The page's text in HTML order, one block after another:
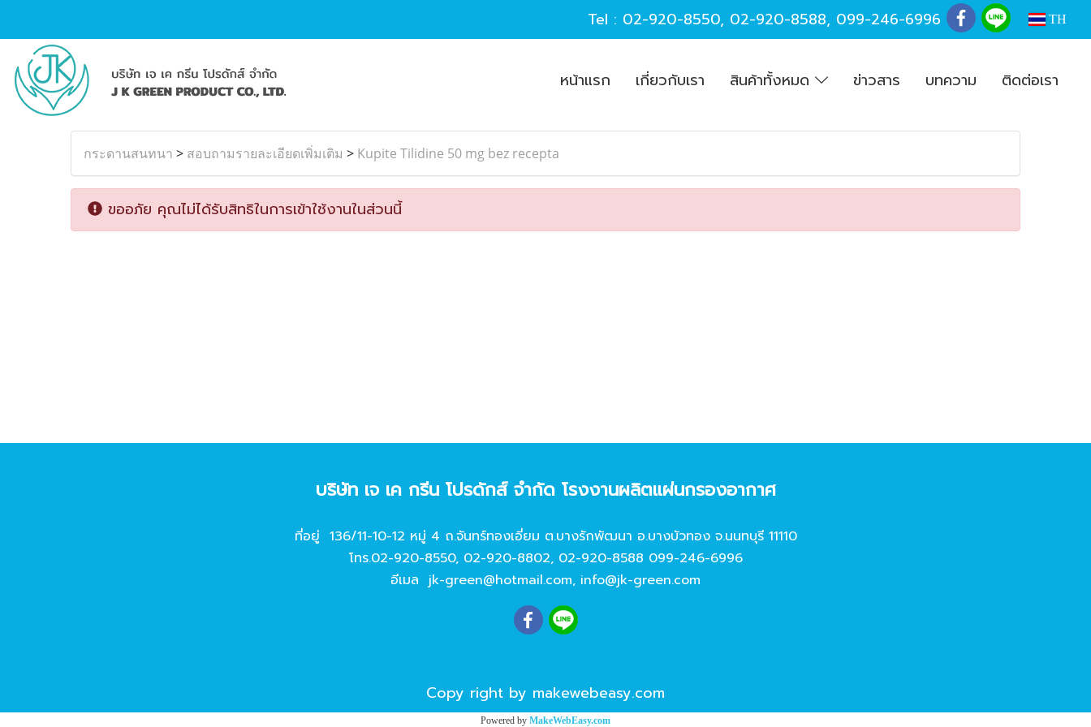
Tel : 02-920-8550, 02-920-8588, 099-246-6996 TH
หน้าแรก เกี่ยวกับเรา สินค้าทั้งหมด ข่าวสาร บทความ ติดต่อเรา
กระดานสนทนา > สอบถามรายละเอียดเพิ่มเติม > Kupite Tilidine 50 mg bez recepta
ขออภัย คุณไม่ได้รับสิทธิในการเข้าใช้งานในส่วนนี้
บริษัท เจ เค กรีน โปรดักส์ จํากัด โรงงานผลิตแผ่นกรองอากาศ
ที่อยู่ 136/11-10-12 หมู่ 4 ถ.จันทร์ทองเอี่ยม ต.บางรักพัฒนา อ.บางบัวทอง จ.นนทบุรี 11110
โทร.02-920-8550, 02-920-8802, 02-920-8588 099-246-6996
อีเมล jk-green@hotmail.com, info@jk-green.com
Copy right by makewebeasy.com
Powered by MakeWebEasy.com